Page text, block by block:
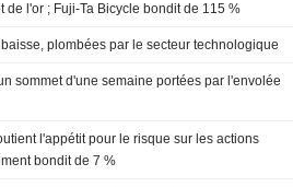
l'or ; Fuji-Ta Bicycle bondit de 115 %
plombées par le secteur technologique
sommet d'une semaine portées par l'envolée
l'appétit pour le risque sur les actions
bondit de 7 %